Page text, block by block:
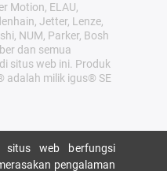
Motion, ELAU,
Jetter, Lenze,
NUM, Parker, Bosh
dan semua
situs web ini. Produk
adalah milik igus® SE
situs web berfungsi
pengalaman